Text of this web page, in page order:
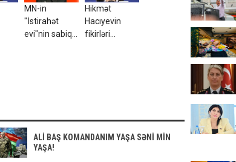
MN-in
"İstirahət
evi"nin sabiq
Hikmət
Hacıyevin
fikirləri
ALİ BAŞ KOMANDANIM YAŞA SƏNİ MİN
YAŞA!